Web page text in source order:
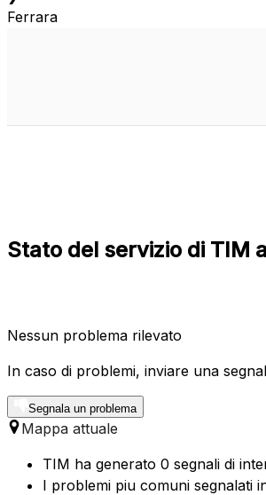
Ferrara
Stato del servizio di TIM
Nessun problema rilevato
In caso di problemi, inviare una
Segnala un problema
Mappa attuale
TIM ha generato 0 segnali di
I problemi piu comuni segnalati